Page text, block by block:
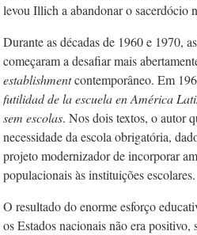
levou Illich a abandonar o sacerdócio
Durante as décadas de 1960 e 1970,
começaram a desafiar mais
establishmentcontemporâneo. Em
futilidad de la escuela en América
sem escolas. Nos dois textos, o autor
necessidade da escola obrigatória,
projeto modernizador de incorporar
populacionais às instituições escolares.
O resultado do enorme esforço
os Estados nacionais não era